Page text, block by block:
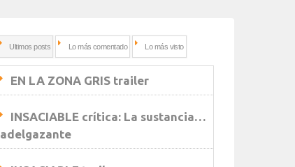
Ultimos posts Lo más comentado Lo más visto
EN LA ZONA GRIS trailer
INSACIABLE crítica: La sustancia…
adelgazante